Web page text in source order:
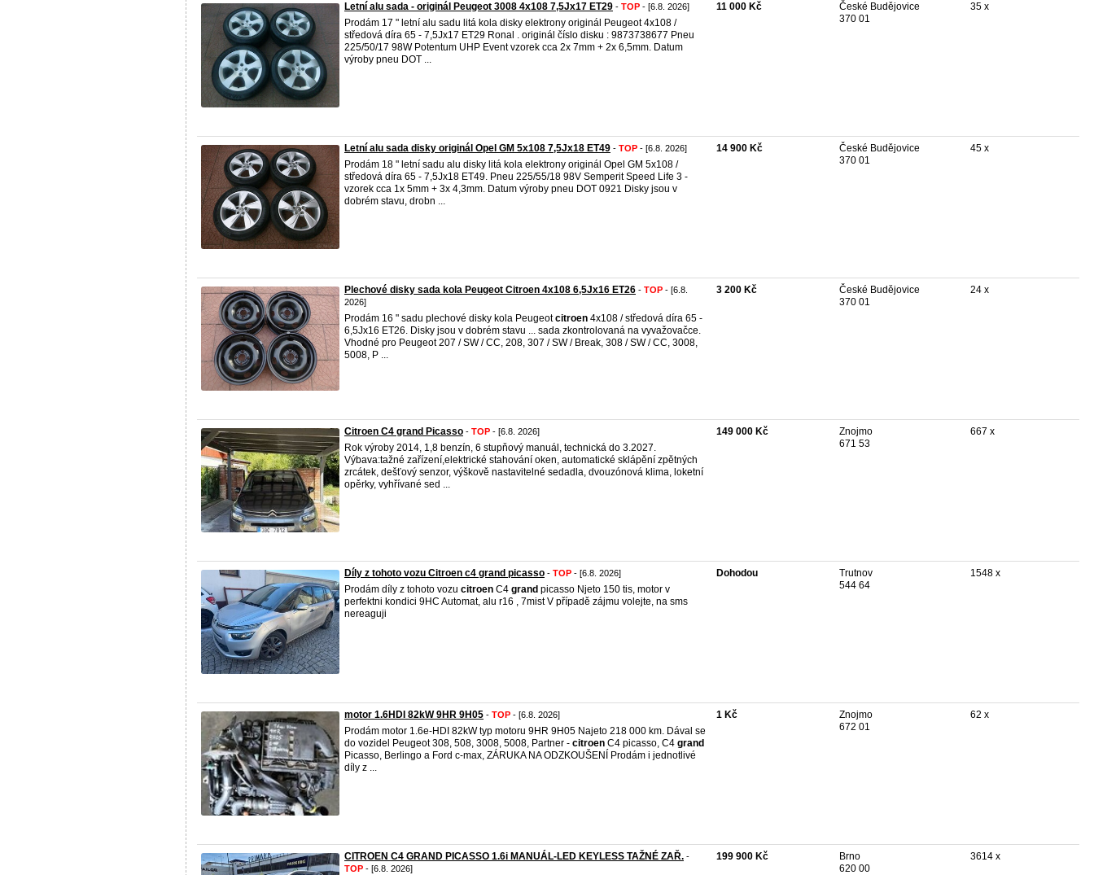
Letní alu sada - originál Peugeot 3008 4x108 7,5Jx17 ET29 - TOP - [6.8. 2026]
Prodám 17 " letní alu sadu litá kola disky elektrony originál Peugeot 4x108 /
středová díra 65 - 7,5Jx17 ET29 Ronal . originál číslo disku : 9873738677 Pneu
225/50/17 98W Potentum UHP Event vzorek cca 2x 7mm + 2x 6,5mm. Datum
výroby pneu DOT ...
11 000 Kč
České Budějovice
370 01
35 x
Letní alu sada disky originál Opel GM 5x108 7,5Jx18 ET49 - TOP - [6.8. 2026]
Prodám 18 " letní sadu alu disky litá kola elektrony originál Opel GM 5x108 /
středová díra 65 - 7,5Jx18 ET49. Pneu 225/55/18 98V Semperit Speed Life 3 -
vzorek cca 1x 5mm + 3x 4,3mm. Datum výroby pneu DOT 0921 Disky jsou v
dobrém stavu, drobn ...
14 900 Kč
České Budějovice
370 01
45 x
Plechové disky sada kola Peugeot Citroen 4x108 6,5Jx16 ET26 - TOP - [6.8.
2026]
Prodám 16 " sadu plechové disky kola Peugeotcitroen 4x108 / středová díra 65 -
6,5Jx16 ET26. Disky jsou v dobrém stavu ... sada zkontrolovaná na vyvažovačce.
Vhodné pro Peugeot 207 / SW / CC, 208, 307 / SW / Break, 308 / SW / CC, 3008,
5008, P ...
3 200 Kč
České Budějovice
370 01
24 x
Citroen C4 grand Picasso - TOP - [6.8. 2026]
Rok výroby 2014, 1,8 benzín, 6 stupňový manuál, technická do 3.2027.
Výbava:tažné zařízení,elektrické stahování oken, automatické sklápění zpětných
zrcátek, dešťový senzor, výškově nastavitelné sedadla, dvouzónová klima, loketní
opěrky, vyhřívané sed ...
149 000 Kč
Znojmo
671 53
667 x
Díly z tohoto vozu Citroen c4 grand picasso - TOP - [6.8. 2026]
Prodám díly z tohoto vozu citroen C4 grand picasso Njeto 150 tis, motor v
perfektni kondici 9HC Automat, alu r16 , 7mist V případě zájmu volejte, na sms
nereaguji
Dohodou
Trutnov
544 64
1548 x
motor 1.6HDI 82kW 9HR 9H05 - TOP - [6.8. 2026]
Prodám motor 1.6e-HDI 82kW typ motoru 9HR 9H05 Najeto 218 000 km. Dával se
do vozidel Peugeot 308, 508, 3008, 5008, Partner - citroen C4 picasso, C4 grand
Picasso, Berlingo a Ford c-max, ZÁRUKA NA ODZKOUŠENÍ Prodám i jednotlivé
díly z ...
1 Kč
Znojmo
672 01
62 x
CITROEN C4 GRAND PICASSO 1.6i MANUÁL-LED KEYLESS TAŽNÉ ZAŘ. -
TOP - [6.8. 2026]
199 900 Kč
Brno
620 00
3614 x